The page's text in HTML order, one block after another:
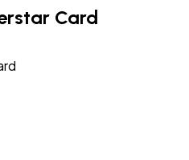
Card